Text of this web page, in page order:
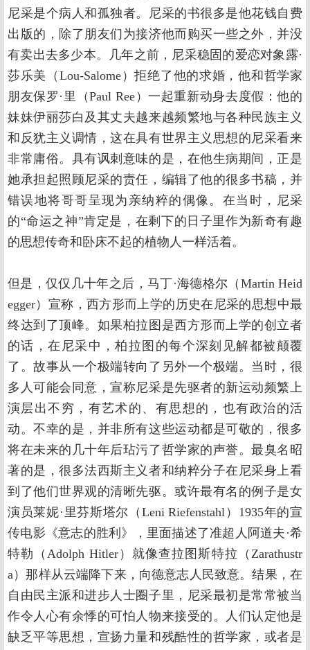
尼采是个病人和孤独者。尼采的书很多是他花钱自费
出版的，除了朋友们为接济他而购买一些之外，并没
有卖出去多少本。几年之前，尼采稳固的爱恋对象露·
莎乐美（Lou-Salome）拒绝了他的求婚，他和哲学家
朋友保罗·里（Paul Ree）一起重新动身去度假：他的
妹妹伊丽莎白及其丈夫越来越频繁地与各种民族主义
和反犹主义调情，这在具有世界主义思想的尼采看来
非常庸俗。具有讽刺意味的是，在他生病期间，正是
她承担起照顾尼采的责任，编辑了他的很多书稿，并
错误地将哥哥呈现为亲纳粹的偶像。在当时，尼采
的“命运之神”肯定是，在剩下的日子里作为新奇有趣
的思想传奇和卧床不起的植物人一样活着。
但是，仅仅几十年之后，马丁·海德格尔（Martin Heid
egger）宣称，西方形而上学的历史在尼采的思想中最
终达到了顶峰。如果柏拉图是西方形而上学的创立者
的话，在尼采中，柏拉图的每个深刻见解都被颠覆
了。故事从一个极端转向了另外一个极端。当时，很
多人可能会同意，宣称尼采是先驱者的新运动频繁上
演层出不穷，有艺术的、有思想的，也有政治的活
动。不幸的是，并非所有这些运动都是可敬的，很多
将在未来的几十年后玷污了哲学家的声誉。最臭名昭
著的是，很多法西斯主义者和纳粹分子在尼采身上看
到了他们世界观的清晰先驱。或许最有名的例子是女
演员莱妮·里芬斯塔尔（Leni Riefenstahl）1935年的宣
传电影《意志的胜利》，里面描述了准超人阿道夫·希
特勒（Adolph Hitler）就像查拉图斯特拉（Zarathustr
a）那样从云端降下来，向德意志人民致意。结果，在
自由民主派和进步人士圈子里，尼采最初是常常被当
作令人心有余悸的可怕人物来接受的。人们认定他是
缺乏平等思想，宣扬力量和残酷性的哲学家，或者是